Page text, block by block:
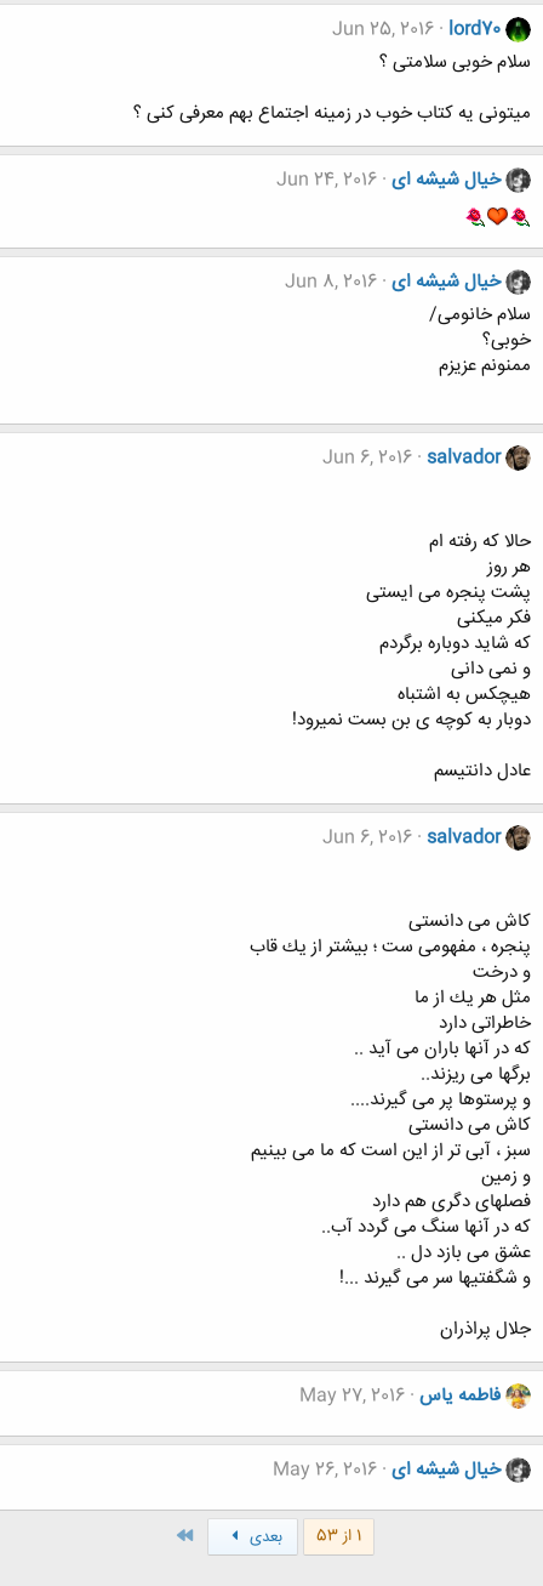
lord70
Jun 25, 2016
سلام خوبی سلامتی ؟
میتونی یه کتاب خوب در زمینه اجتماع بهم معرفی کنی ؟
خیال شیشه ای Jun 24, 2016
خیال شیشه ای Jun 8, 2016
سلام خانومی/
خوبی؟
ممنونم عزیزم
salvador
Jun 6, 2016
حالا ‌که رفته ام
هر روز
پشت پنجره می ایستی
فکر میکنی
که شاید دوباره برگردم
و‌ نمی دانی
هیچکس به اشتباه
دوبار به کوچه ی بن بست نمیرود!
عادل دانتیسم
salvador
Jun 6, 2016
كاش مى دانستى
پنجره ، مفهومى ست ؛ بيشتر از يك قاب
و درخت
مثل هر يك از ما
خاطراتى دارد
كه در آنها باران مى آيد ..
برگها مى ريزند..
و پرستوها پر مى گيرند....
كاش مى دانستى
سبز ، آبى تر از اين است كه ما مى بينيم
و زمين
فصلهاى دگرى هم دارد
كه در آنها سنگ مى گردد آب..
عشق مى بازد دل ..
و شگفتيها سر مى گيرند ...!
جلال پراذران
فاطمه یاس May 27, 2016
خیال شیشه ای May 26, 2016
1 از 53 بعدی